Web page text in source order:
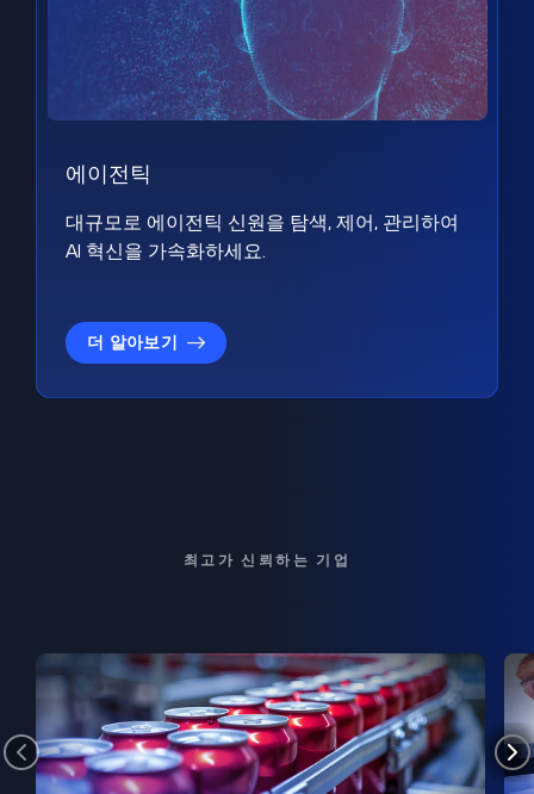
에이전틱
대규모로 에이전틱 신원을 탐색, 제어, 관리하여
AI 혁신을 가속화하세요.
더 알아보기
최고가 신뢰하는 기업